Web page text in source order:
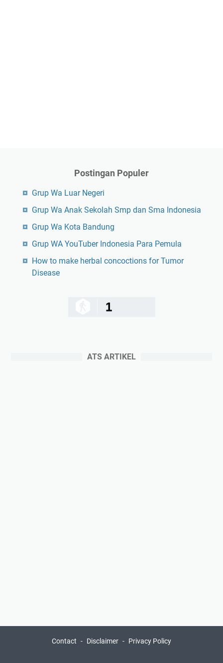
Postingan Populer
Grup Wa Luar Negeri
Grup Wa Anak Sekolah Smp dan Sma Indonesia
Grup Wa Kota Bandung
Grup WA YouTuber Indonesia Para Pemula
How to make herbal concoctions for Tumor
Disease
1
ATS ARTIKEL
Contact Disclaimer Privacy Policy